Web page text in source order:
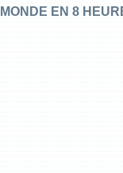
EN 8